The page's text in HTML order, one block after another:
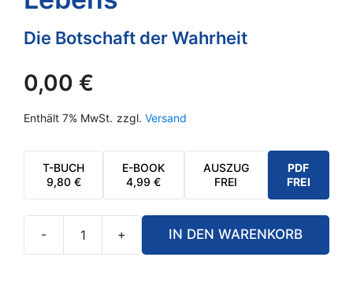
Die Botschaft der Wahrheit
0,00 €
Enthält 7% MwSt. zzgl. Versand
T-BUCH
9,80 €
E-BOOK
4,99€
AUSZUG
FREI
PDF
FREI
- + IN DEN WARENKORB